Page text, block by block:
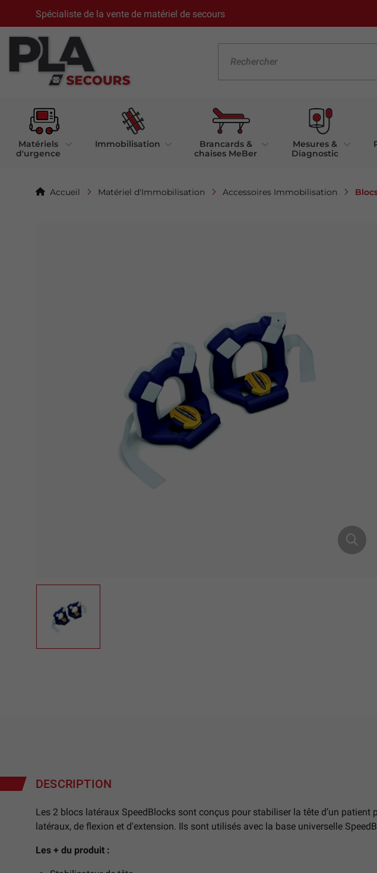
Spécialiste de la vente de matériel de secours
Matériels
d'urgence
Immobilisation
Brancards &
chaises MeBer
Mesures &
Diagnostic
Accueil Matériel d'Immobilisation Accessoires Immobilisation
DESCRIPTION
Les 2 blocs latéraux SpeedBlocks sont conçus pour stabiliser la tête d’un patient
latéraux, de flexion et d'extension. Ils sont utilisés avec la base universelle
Les + du produit :